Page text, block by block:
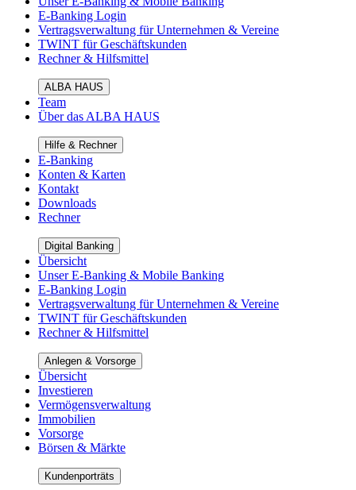
E-Banking Login
Vertragsverwaltung für Unternehmen & Vereine
TWINT für Geschäftskunden
Rechner & Hilfsmittel
ALBA HAUS
Team
Über das ALBA HAUS
Hilfe & Rechner
E-Banking
Konten & Karten
Kontakt
Downloads
Rechner
Digital Banking
Übersicht
Unser E-Banking & Mobile Banking
E-Banking Login
Vertragsverwaltung für Unternehmen & Vereine
TWINT für Geschäftskunden
Rechner & Hilfsmittel
Anlegen & Vorsorge
Übersicht
Investieren
Vermögensverwaltung
Immobilien
Vorsorge
Börsen & Märkte
Kundenporträts